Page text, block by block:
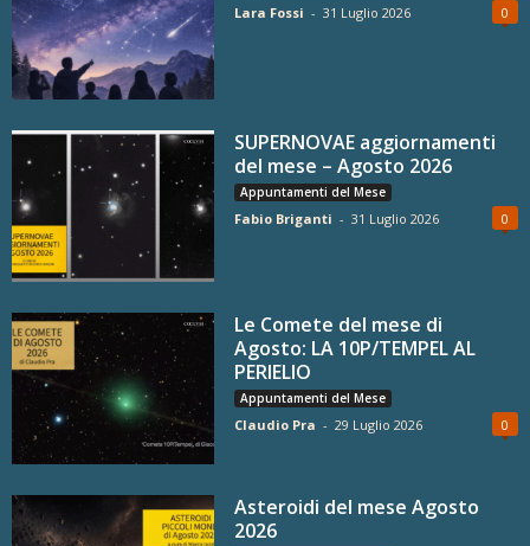
Lara Fossi - 31 Luglio 2026 0
SUPERNOVAE aggiornamenti
del mese – Agosto 2026
Appuntamenti del Mese
Fabio Briganti - 31 Luglio 2026 0
Le Comete del mese di
Agosto: LA 10P/TEMPEL AL
PERIELIO
Appuntamenti del Mese
Claudio Pra - 29 Luglio 2026 0
Asteroidi del mese Agosto
2026